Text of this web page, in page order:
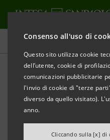
Consenso all'uso di
Questo sito utilizza cookie
dell’utente, cookie di
comunicazioni pubblicitarie
l'invio di cookie di "terze
diverso da quello visitato).
anno.
Cliccando sulla [x] di
Tutte le news
Grandi
Sanpaolo
potenzia il